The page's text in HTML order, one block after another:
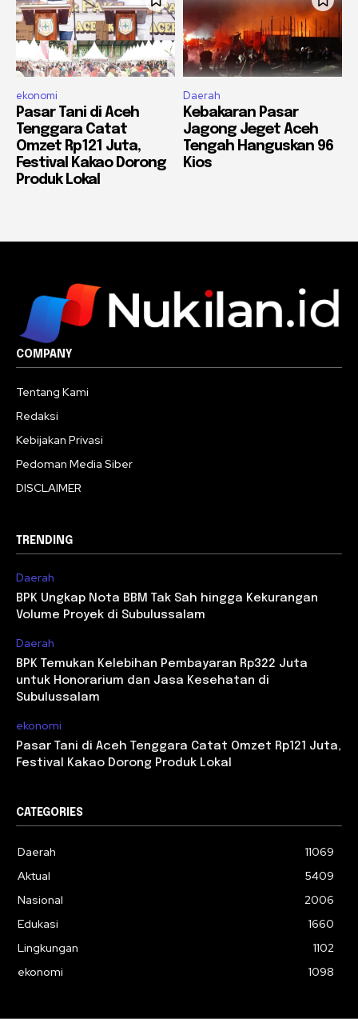
ekonomi
Pasar Tani di Aceh
Tenggara Catat
Omzet Rp121 Juta,
Festival Kakao Dorong
Produk Lokal
Daerah
Kebakaran Pasar
Jagong Jeget Aceh
Tengah Hanguskan 96
Kios
COMPANY
Tentang Kami
Redaksi
Kebijakan Privasi
Pedoman Media Siber
DISCLAIMER
TRENDING
Daerah
BPK Ungkap Nota BBM Tak Sah hingga Kekurangan
Volume Proyek di Subulussalam
Daerah
BPK Temukan Kelebihan Pembayaran Rp322 Juta
untuk Honorarium dan Jasa Kesehatan di
Subulussalam
ekonomi
Pasar Tani di Aceh Tenggara Catat Omzet Rp121 Juta,
Festival Kakao Dorong Produk Lokal
CATEGORIES
Daerah
11069
Aktual
5409
Nasional
2006
Edukasi
1660
Lingkungan
1102
ekonomi
1098